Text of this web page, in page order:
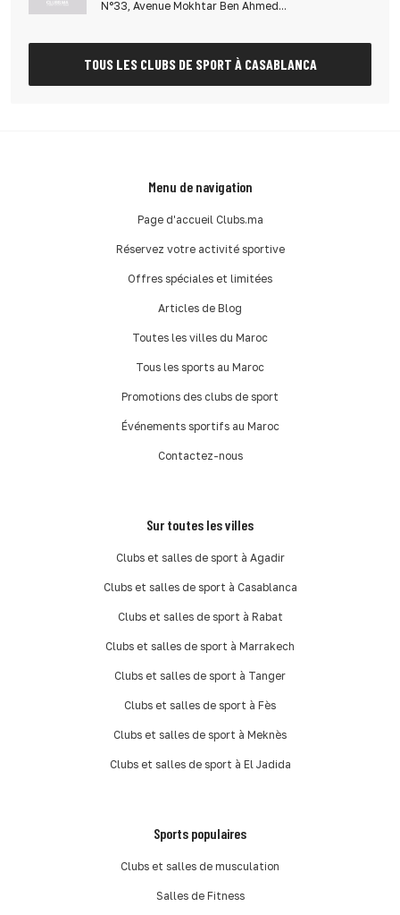
N°33, Avenue Mokhtar Ben Ahmed...
TOUS LES CLUBS DE SPORT À CASABLANCA
Menu de navigation
Page d'accueil Clubs.ma
Réservez votre activité sportive
Offres spéciales et limitées
Articles de Blog
Toutes les villes du Maroc
Tous les sports au Maroc
Promotions des clubs de sport
Événements sportifs au Maroc
Contactez-nous
Sur toutes les villes
Clubs et salles de sport à Agadir
Clubs et salles de sport à Casablanca
Clubs et salles de sport à Rabat
Clubs et salles de sport à Marrakech
Clubs et salles de sport à Tanger
Clubs et salles de sport à Fès
Clubs et salles de sport à Meknès
Clubs et salles de sport à El Jadida
Sports populaires
Clubs et salles de musculation
Salles de Fitness